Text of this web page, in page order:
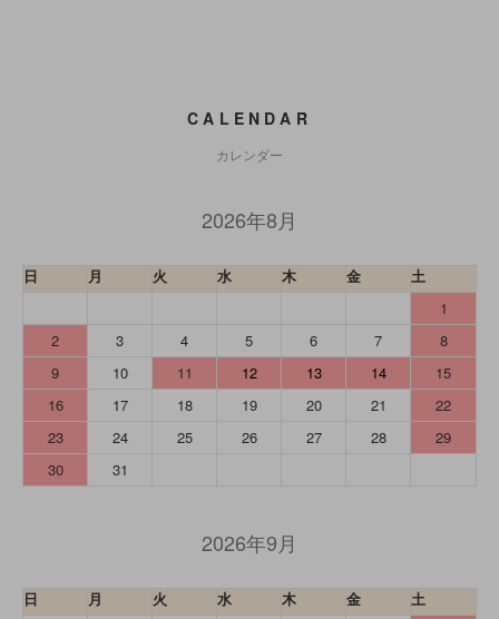
CALENDAR
カレンダー
2026年8月
日 月 火 水 木 金
土
1
2
3 4 5 6 7
8
9
10 11 12 13 14
15
16
17 18 19 20 21
22
23
24 25 26 27 28
29
30
31
2026年9月
日 月 火 水 木 金
土